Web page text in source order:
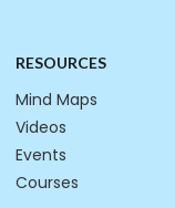
RESOURCES
Mind Maps
Videos
Events
Courses